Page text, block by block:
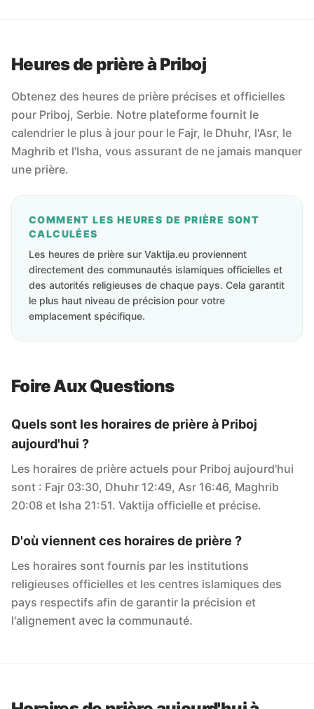
Heures de prière à Priboj
Obtenez des heures de prière précises et officielles
pour Priboj, Serbie. Notre plateforme fournit le
calendrier le plus à jour pour le Fajr, le Dhuhr, l'Asr, le
Maghrib et l'Isha, vous assurant de ne jamais manquer
une prière.
COMMENT LES HEURES DE PRIÈRE SONT
CALCULÉES
Les heures de prière sur Vaktija.eu proviennent
directement des communautés islamiques officielles et
des autorités religieuses de chaque pays. Cela garantit
le plus haut niveau de précision pour votre
emplacement spécifique.
Foire Aux Questions
Quels sont les horaires de prière à Priboj
aujourd'hui ?
Les horaires de prière actuels pour Priboj aujourd'hui
sont : Fajr 03:30, Dhuhr 12:49, Asr 16:46, Maghrib
20:08 et Isha 21:51. Vaktija officielle et précise.
D'où viennent ces horaires de prière ?
Les horaires sont fournis par les institutions
religieuses officielles et les centres islamiques des
pays respectifs afin de garantir la précision et
l'alignement avec la communauté.